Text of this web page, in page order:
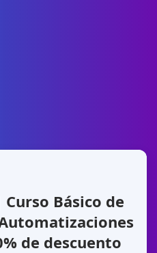
Básico de
de descuento